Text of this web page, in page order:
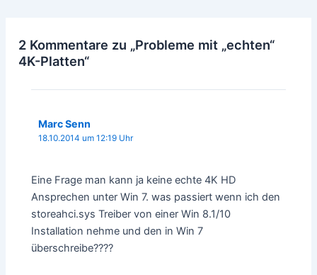
2 Kommentare zu „Probleme mit „echten“
4K-Platten“
Marc Senn
18.10.2014 um 12:19 Uhr
Eine Frage man kann ja keine echte 4K HD
Ansprechen unter Win 7. was passiert wenn ich den
storeahci.sys Treiber von einer Win 8.1/10
Installation nehme und den in Win 7
überschreibe????